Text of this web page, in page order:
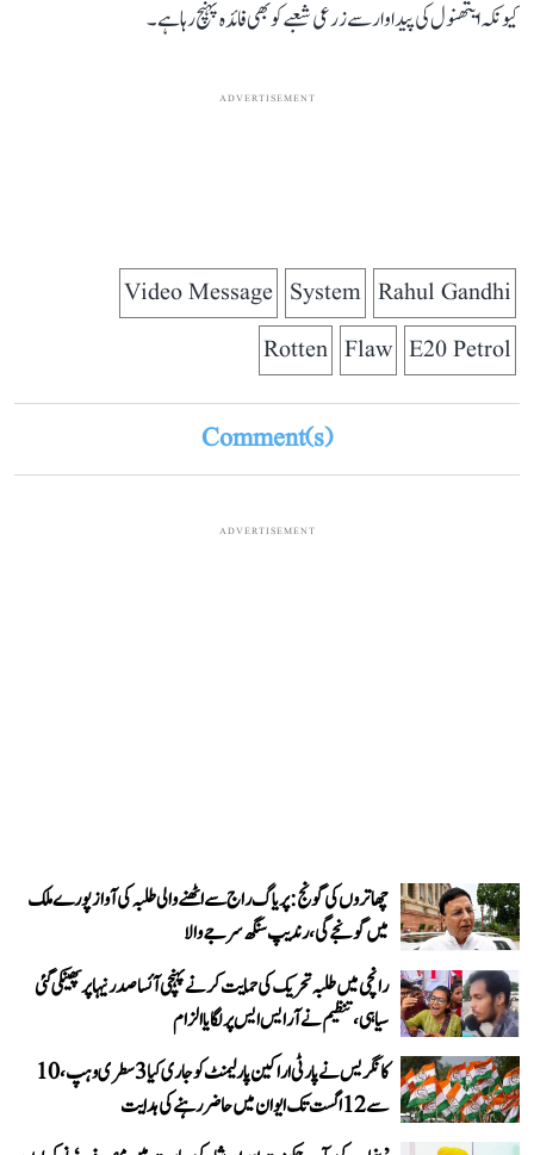
کیونکہ ایتھنول کی پیداوار سے زرعی شعبے کو بھی فائدہ پہنچ رہا ہے۔
ADVERTISEMENT
Rahul Gandhi
System
Video Message
E20 Petrol
Flaw
Rotten
Comment(s)
ADVERTISEMENT
چھاتروں کی گونج: پریاگ راج سے اٹھنے والی طلبہ کی آواز پورے ملک
میں گونجے گی، رندیپ سنگھ سرجے والا
رانچی میں طلبہ تحریک کی حمایت کرنے پہنچی آئسا صدر نیہا پر پھینکی گئی
سیاہی، تنظیم نے آر ایس ایس پر لگایا الزام
کانگریس نے پارٹی اراکین پارلیمنٹ کو جاری کیا 3 سطری وہپ، 10
سے 12 اگست تک ایوان میں حاضر رہنے کی ہدایت